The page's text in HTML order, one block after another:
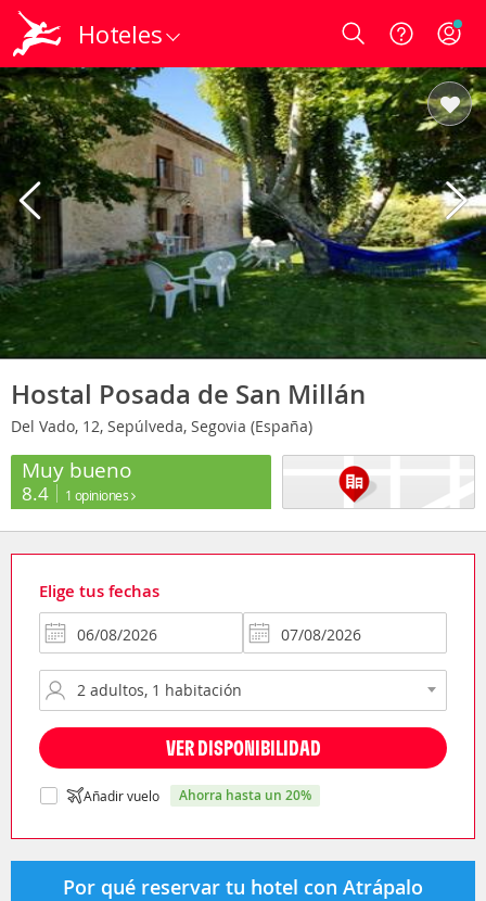
Hoteles Login
Hostal Posada de San Millán
Del Vado, 12, Sepúlveda, Segovia (España)
Muy bueno
8.4 1 opiniones
Elige tus fechas
VER DISPONIBILIDAD
Añadir vuelo ahorra hasta un 20%
Por qué reservar tu hotel con Atrápalo